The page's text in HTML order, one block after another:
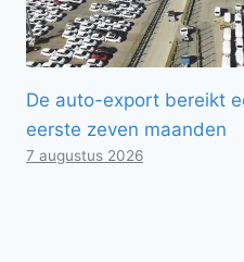
De auto-export bereikt
eerste zeven maanden
7 augustus 2026